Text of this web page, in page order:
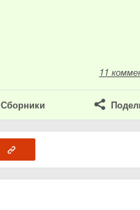
11
Сборники